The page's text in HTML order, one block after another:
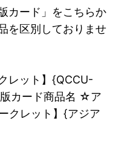
カード」をこちらか
を区別しておりませ
レット】{QCCU-
カード商品名 ☆ア
クレット】{アジア